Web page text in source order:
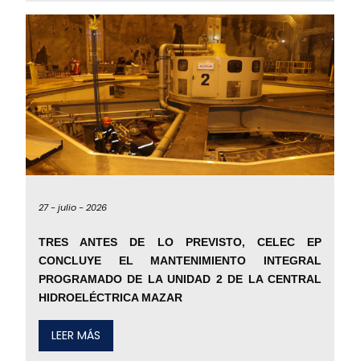
27 -julio -2026
TRES ANTES DE LO PREVISTO, CELEC EP
CONCLUYE EL MANTENIMIENTO INTEGRAL
PROGRAMADO DE LA UNIDAD 2 DE LA CENTRAL
HIDROELÉCTRICA MAZAR
LEER MÁS